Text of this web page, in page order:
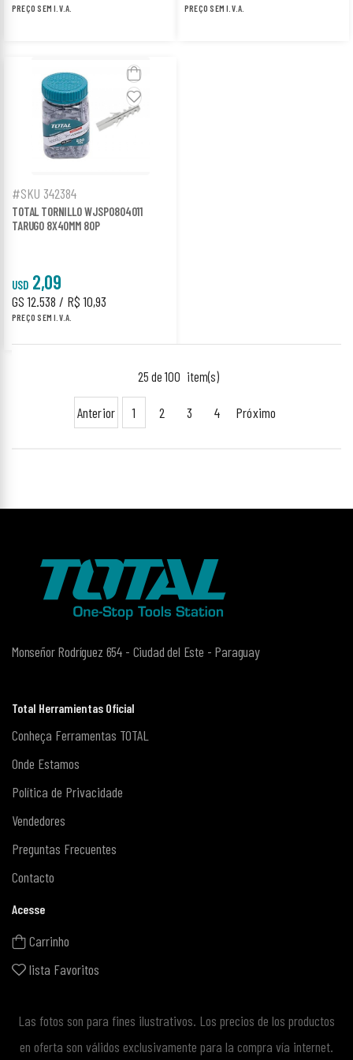
PREÇO SEM I.V.A. PREÇO SEM I.V.A.
#SKU 342384
TOTAL TORNILLO WJSP0804011
TARUGO 8X40MM 80P
USD 2,09
GS 12.538 / R$ 10,93
PREÇO SEM I.V.A.
25 de 100 item(s)
Anterior 1 2 3 4 Próximo
Monseñor Rodríguez 654 - Ciudad del Este - Paraguay
Total Herramientas Oficial
Conheça Ferramentas TOTAL
Onde Estamos
Política de Privacidade
Vendedores
Preguntas Frecuentes
Contacto
Acesse
Carrinho
lista Favoritos
Las fotos son para fines ilustrativos. Los precios de los productos
en oferta son válidos exclusivamente para la compra vía internet.